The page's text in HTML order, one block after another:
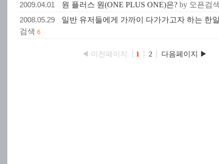
2009.04.01
원 플러스 원(ONE PLUS ONE)은? by 오픈검
2008.05.29
일반 유저들에게 가까이 다가가고자 하는 한
검색 6
◀ 이전페이지 1 2 다음페이지 ▶